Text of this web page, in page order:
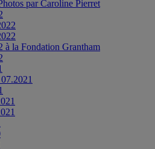
par Caroline Pierret
à la Fondation Grantham